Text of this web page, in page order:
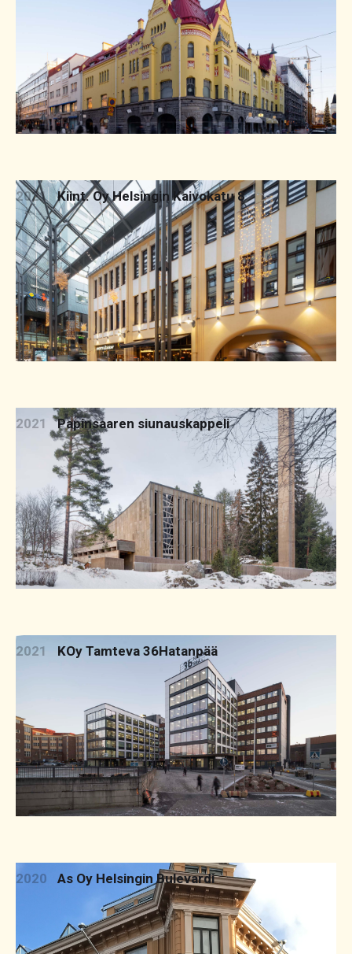
2021 Kiint. Oy Helsingin Kaivokatu 8
2021 Papinsaaren siunauskappeli
2021 KOy Tamteva 36Hatanpää
2020 As Oy Helsingin Bulevardi